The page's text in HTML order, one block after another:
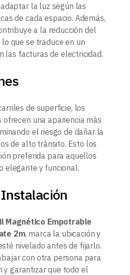
la luz según las
de cada espacio. Además,
a la reducción del
que se traduce en un
las facturas de electricidad.
de superficie, los
una apariencia más
el riesgo de dañar la
de alto tránsito. Esto los
preferida para aquellos
elegante y funcional.
Magnético Empotrable
2m, marca la ubicación y
nivelado antes de fijarlo.
con otra persona para
y garantizar que todo el